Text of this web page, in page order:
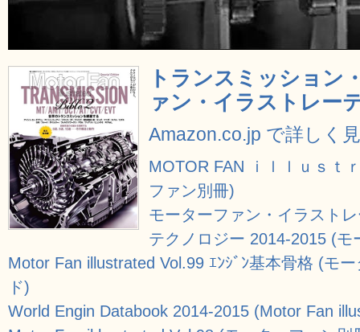
トランスミッション
ァン・イラストレー
Amazon.co.jp で詳しく
MOTOR FAN ｉｌｌｕｓｔ
ファン別冊)
モーターファン・イラスト
テクノロジー 2014-2015 (モ
Motor Fan illustrated Vol.99 ｴﾝｼﾞﾝ基本骨格 (モ
ド)
World Engin Databook 2014-2015 (Motor Fan